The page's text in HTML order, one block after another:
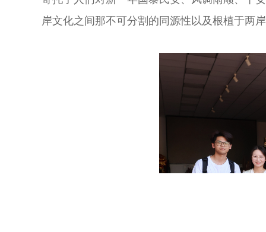
岸文化之间那不可分割的同源性以及根植于两